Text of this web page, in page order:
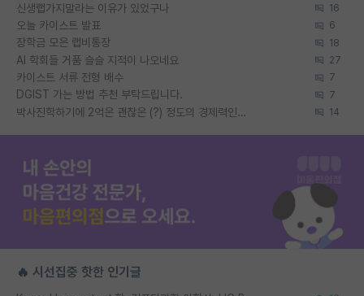
신생랩가지말라는 이유가 있었구나 16
오늘 카이스트 발표 6
장학금 모은 랩비통장 18
AI 학회들 거품 슬슬 지적이 나오네요 27
카이스트 서류 전형 배수 7
DGIST 가는 방법 추천 부탁드립니다. 7
박사진학하기에 2억은 괜찮은 (?) 정도의 경제력인가요 14
🔥 시선집중 핫한 인기글